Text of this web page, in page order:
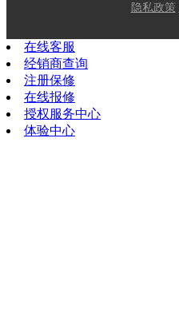
隐私政策
在线客服
经销商查询
注册保修
在线报修
授权服务中心
体验中心